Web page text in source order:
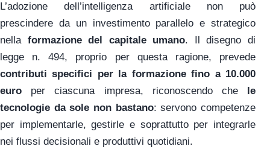
L’adozione dell’intelligenza artificiale non può
prescindere da un investimento parallelo e strategico
nella formazione del capitale umano. Il disegno di
legge n. 494, proprio per questa ragione, prevede
contributi specifici per la formazione fino a 10.000
euro per ciascuna impresa, riconoscendo che
le
tecnologie da sole non bastano: servono competenze
per implementarle, gestirle e soprattutto per integrarle
nei flussi decisionali e produttivi quotidiani.